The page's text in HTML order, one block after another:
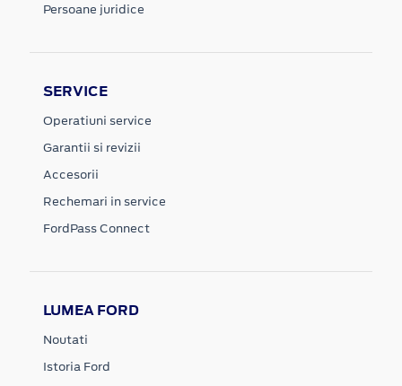
Persoane juridice
SERVICE
Operatiuni service
Garantii si revizii
Accesorii
Rechemari in service
FordPass Connect
LUMEA FORD
Noutati
Istoria Ford